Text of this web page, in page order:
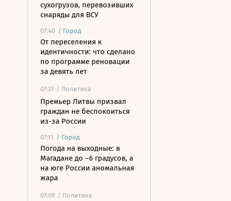
сухогрузов, перевозивших
снаряды для ВСУ
07:40 / Город
От переселения к
идентичности: что сделано
по программе реновации
за девять лет
07:27 / Политика
Премьер Литвы призвал
граждан не беспокоиться
из-за России
07:11 / Город
Погода на выходные: в
Магадане до –6 градусов, а
на юге России аномальная
жара
07:09 / Политика